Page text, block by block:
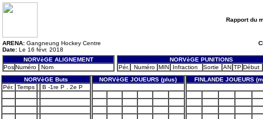
Rapport du
ARENA: Gangneung Hockey Centre
Date: Le 16 févr. 2018
NORVèGE ALIGNEMENT
PosNuméro Nom
NORVèGE PUNITIONS
Pér.
Numéro MIN Infraction Sortie AN TP Début
NORVèGE Buts
NORVèGE JOUEURS (plus)
FINLANDE JOUEURS
Pér.
Temps B -1re P . 2e P